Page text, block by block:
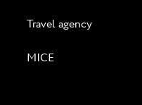
Travel agency
MICE